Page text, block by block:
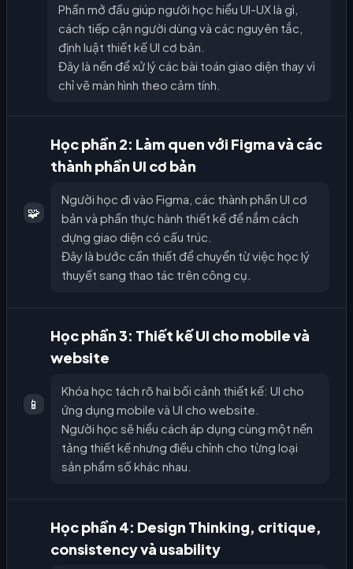
Phần mở đầu giúp người học hiểu UI-UX là gì,
cách tiếp cận người dùng và các nguyên tắc,
định luật thiết kế UI cơ bản.
Đây là nền để xử lý các bài toán giao diện thay vì
chỉ vẽ màn hình theo cảm tính.
🧩
Học phần 2: Làm quen với Figma và các
thành phần UI cơ bản
Người học đi vào Figma, các thành phần UI cơ
bản và phần thực hành thiết kế để nắm cách
dựng giao diện có cấu trúc.
Đây là bước cần thiết để chuyển từ việc học lý
thuyết sang thao tác trên công cụ.
📱
Học phần 3: Thiết kế UI cho mobile và
website
Khóa học tách rõ hai bối cảnh thiết kế: UI cho
ứng dụng mobile và UI cho website.
Người học sẽ hiểu cách áp dụng cùng một nền
tảng thiết kế nhưng điều chỉnh cho từng loại
sản phẩm số khác nhau.
Học phần 4: Design Thinking, critique,
consistency và usability